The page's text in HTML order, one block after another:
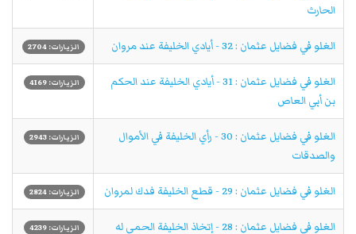
الحارث
الغلو في فضايل عثمان : 32 - أيادي الخليفة عند مروان الزيارات: 2704
الغلو في فضايل عثمان : 31 - أيادي الخليفة عند الحكم
بن أبي العاص
الزيارات: 4169
الغلو في فضايل عثمان : 30 - رأي الخليفة في الأموال
والصدقات
الزيارات: 2943
الغلو في فضايل عثمان : 29 - قطع الخليفة فدك لمروان الزيارات: 2824
الغلو في فضايل عثمان : 28 - إتخاذ الخليفة الحمى له
الزيارات: 4239